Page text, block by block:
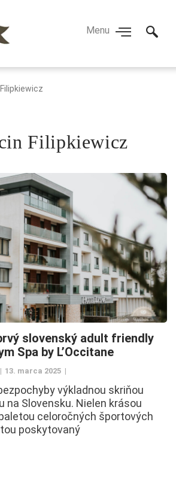
Filipkiewicz
slovenský adult friendly
Spa by L’Occitane
13. marca 2025
výkladnou skriňou
na Slovensku. Nielen krásou
celoročných športových
poskytovaný